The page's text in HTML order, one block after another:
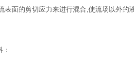
表面的剪切应力来进行混合,使流场以外